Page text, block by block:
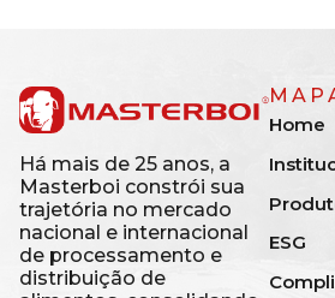
Há mais de 25 anos, a
Masterboi constrói sua
trajetória no mercado
nacional e internacional
de processamento e
distribuição de
Home
ESG